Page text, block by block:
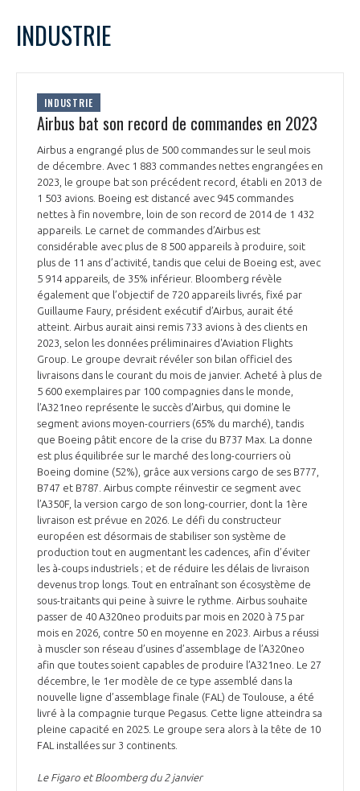
PRÉSENTATION
NOTRE VISION
NOS MISSIONS
NOTRE HISTOIRE
ORGANISATION
LE CONSEIL DU GIFAS
L’ÉQUIPE DU GIFAS
NOS RÉSEAUX À L'INTERNATIONAL
FONCTIONNEMENT
GEADS
COMITÉ AERO PME
STARTAIR
COMMISSIONS ET COMITÉS
ACCOMPAGNEMENT DE NOS ADHÉRENTS
LES PROGRAMMES DU GIFAS
UN ÉCOSYSTÈME INTÉGRÉ ET COHÉRENT
POURQUOI DEVENIR MEMBRE ?
LA MÉDIATION
LA MÉDIATION DANS LA FILIÈRE AÉRONAUTIQUE ET SPATIALE
LE MÉDIATEUR DE LA FILIÈRE AÉRONAUTIQUE ET SPATIALE
MÉDIATION ET CHARTE D’ENGAGEMENT SUR LES RELATIONS ENTRE
CLIENTS ET FOURNISSEURS
LA MÉDIATION AU-DELÀ DE LA FILIÈRE AÉRONAUTIQUE ET SPATIALE
PRENDRE CONTACT AVEC LE MÉDIATEUR DE LA FILIÈRE
LE SALON DU BOURGET
L'OBSERVATOIRE
CHIFFRES CLÉS
LES ENJEUX
COMPÉTITIVITÉ
EMPLOI & FORMATION
ENVIRONNEMENT
INNOVATION
INTERNATIONALISATION
LES PUBLICATIONS
DOCUMENTS & BROCHURES
RAPPORTS D'ACTIVITÉS
L
1 2 3 4 5 6
7
17 19
21
29
30 31
INDUSTRIE
INDUSTRIE
Airbus bat son record de commandes en 2023
Airbus a engrangé plus de 500 commandes sur le seul mois
de décembre. Avec 1 883 commandes nettes engrangées en
2023, le groupe bat son précédent record, établi en 2013 de
1 503 avions. Boeing est distancé avec 945 commandes
nettes à fin novembre, loin de son record de 2014 de 1 432
appareils. Le carnet de commandes d’Airbus est
considérable avec plus de 8 500 appareils à produire, soit
plus de 11 ans d’activité, tandis que celui de Boeing est, avec
5 914 appareils, de 35% inférieur. Bloomberg révèle
également que l’objectif de 720 appareils livrés, fixé par
Guillaume Faury, président exécutif d’Airbus, aurait été
atteint. Airbus aurait ainsi remis 733 avions à des clients en
2023, selon les données préliminaires d'Aviation Flights
Group. Le groupe devrait révéler son bilan officiel des
livraisons dans le courant du mois de janvier. Acheté à plus de
5 600 exemplaires par 100 compagnies dans le monde,
l’A321neo représente le succès d’Airbus, qui domine le
segment avions moyen-courriers (65% du marché), tandis
que Boeing pâtit encore de la crise du B737 Max. La donne
est plus équilibrée sur le marché des long-courriers où
Boeing domine (52%), grâce aux versions cargo de ses B777,
B747 et B787. Airbus compte réinvestir ce segment avec
l’A350F, la version cargo de son long-courrier, dont la 1ère
livraison est prévue en 2026. Le défi du constructeur
européen est désormais de stabiliser son système de
production tout en augmentant les cadences, afin d’éviter
les à-coups industriels ; et de réduire les délais de livraison
devenus trop longs. Tout en entraînant son écosystème de
sous-traitants qui peine à suivre le rythme. Airbus souhaite
passer de 40 A320neo produits par mois en 2020 à 75 par
mois en 2026, contre 50 en moyenne en 2023. Airbus a réussi
à muscler son réseau d’usines d’assemblage de l’A320neo
afin que toutes soient capables de produire l’A321neo. Le 27
décembre, le 1er modèle de ce type assemblé dans la
nouvelle ligne d’assemblage finale (FAL) de Toulouse, a été
livré à la compagnie turque Pegasus. Cette ligne atteindra sa
pleine capacité en 2025. Le groupe sera alors à la tête de 10
FAL installées sur 3 continents.
Le Figaro et Bloomberg du 2 janvier
Rejoignez une filière d’excellence et développez
Découvrez les avantages d'adhérer au GIFAS.
Rencontres, salons, données sectorielles,
programmes ...
DEMANDE D’ADHÉSION